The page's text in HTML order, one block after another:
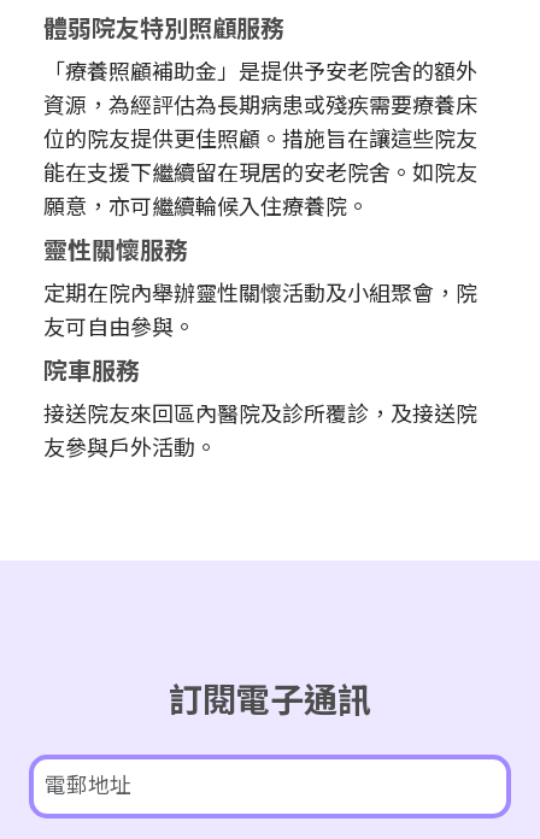
體弱院友特別照顧服務
「療養照顧補助金」是提供予安老院舍的額外
資源，為經評估為長期病患或殘疾需要療養床
位的院友提供更佳照顧。措施旨在讓這些院友
能在支援下繼續留在現居的安老院舍。如院友
願意，亦可繼續輪候入住療養院。
靈性關懷服務
定期在院內舉辦靈性關懷活動及小組聚會，院
友可自由參與。
院車服務
接送院友來回區內醫院及診所覆診，及接送院
友參與戶外活動。
訂閱電子通訊